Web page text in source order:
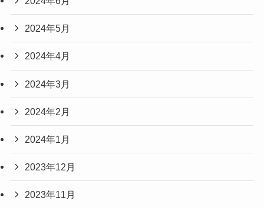
2024年5月
2024年4月
2024年3月
2024年2月
2024年1月
2023年12月
2023年11月